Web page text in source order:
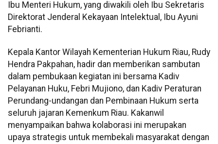
Ibu Menteri Hukum, yang diwakili oleh Ibu Sekretaris
Direktorat Jenderal Kekayaan Intelektual, Ibu Ayuni
Febrianti.
Kepala Kantor Wilayah Kementerian Hukum Riau, Rudy
Hendra Pakpahan, hadir dan memberikan sambutan
dalam pembukaan kegiatan ini bersama Kadiv
Pelayanan Huku, Febri Mujiono, dan Kadiv Peraturan
Perundang-undangan dan Pembinaan Hukum serta
seluruh jajaran Kemenkum Riau. Kakanwil
menyampaikan bahwa kolaborasi ini merupakan
upaya strategis untuk membekali masyarakat dengan